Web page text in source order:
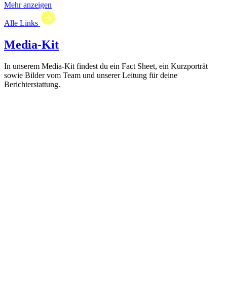
Mehr anzeigen
Alle Links
Media-Kit
In unserem Media-Kit findest du ein Fact Sheet, ein Kurzporträt
sowie Bilder vom Team und unserer Leitung für deine
Berichterstattung.